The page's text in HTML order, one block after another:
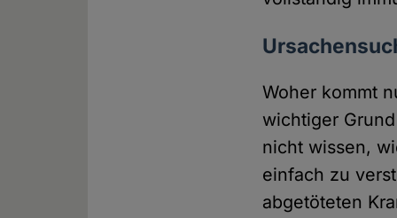
Woher kommt
wichtiger
nicht wissen,
einfach zu
abgetöteten